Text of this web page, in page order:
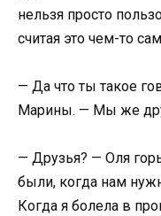
нельзя просто
считая это чем-то
— Да что ты такое
Марины. — Мы же
— Друзья? — Оля
были, когда нам
Когда я болела в